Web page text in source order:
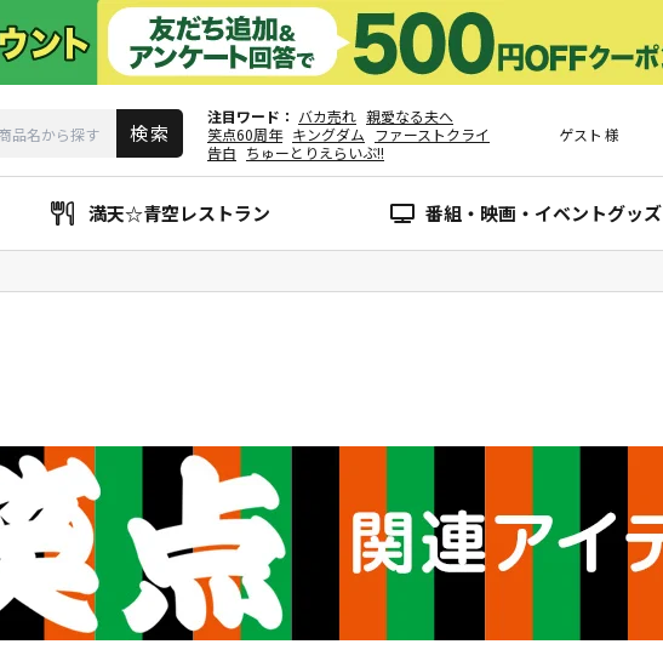
注目ワード バカ売れ 親愛なる夫へ
笑点60周年 キングダム ファーストクライ
告白 ちゅーとりえらいぶ!!
ゲスト 様
満天☆青空レストラン 番組・映画・イベントグッズ